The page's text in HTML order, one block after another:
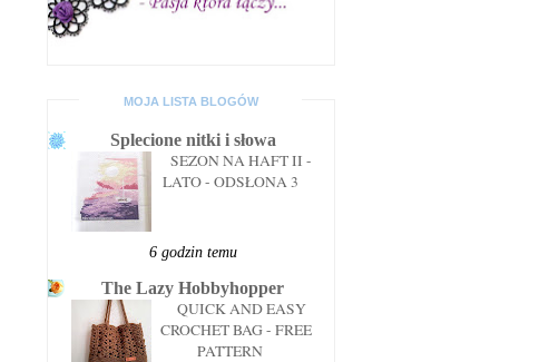
MOJA LISTA BLOGÓW
Splecione nitki i słowa
SEZON NA HAFT II -
LATO - ODSŁONA 3
6 godzin temu
The Lazy Hobbyhopper
QUICK AND EASY
CROCHET BAG - FREE
PATTERN